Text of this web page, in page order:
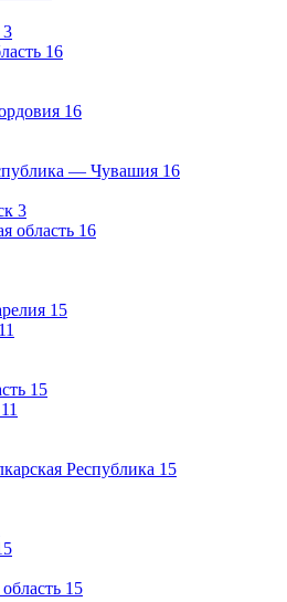
3
16
16
— Чувашия 16
3
область 16
15
11
15
11
Республика 15
15